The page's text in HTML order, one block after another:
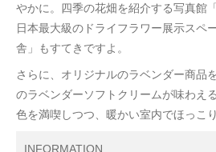
やかに。四季の花畑を紹介する写真館
日本最大級のドライフラワー展示スペ
舎」もすてきですよ。
さらに、オリジナルのラベンダー商品
のラベンダーソフトクリームが味わえ
色を満喫しつつ、暖かい室内でほっこ
INFORMATION